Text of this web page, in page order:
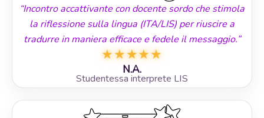
“Incontro accattivante con docente sordo che stimola
la riflessione sulla lingua (ITA/LIS) per riuscire a
tradurre in maniera efficace e fedele il messaggio.”
★★★★★
N.A.
Studentessa interprete LIS